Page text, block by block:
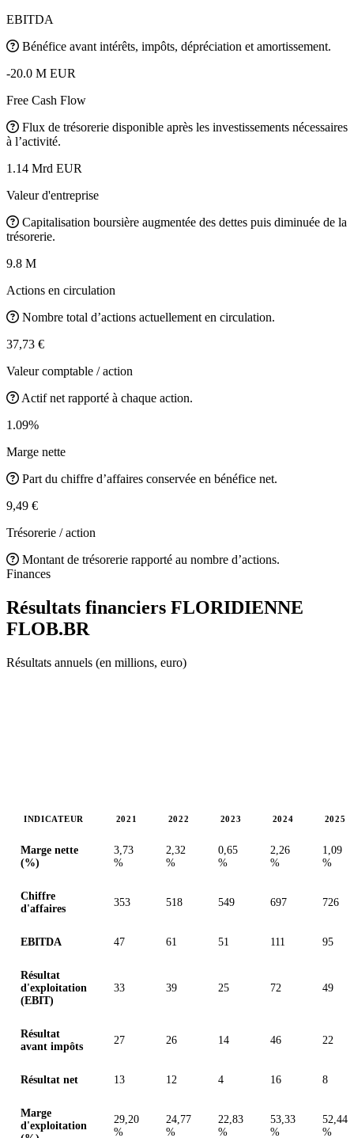
EBITDA
Bénéfice avant intérêts, impôts, dépréciation et amortissement.
-20.0 M EUR
Free Cash Flow
Flux de trésorerie disponible après les investissements nécessaires
à l’activité.
1.14 Mrd EUR
Valeur d'entreprise
Capitalisation boursière augmentée des dettes puis diminuée de la
trésorerie.
9.8 M
Actions en circulation
Nombre total d’actions actuellement en circulation.
37,73 €
Valeur comptable / action
Actif net rapporté à chaque action.
1.09%
Marge nette
Part du chiffre d’affaires conservée en bénéfice net.
9,49 €
Trésorerie / action
Montant de trésorerie rapporté au nombre d’actions.
Finances
Résultats financiers FLORIDIENNE
FLOB.BR
Résultats annuels (en millions, euro)
INDICATEUR 2021 2022 2023 2024 2025
Marge nette
(%)
3,73
%
2,32
%
0,65
%
2,26
%
1,09
%
Chiffre
d'affaires
353 518 549 697 726
EBITDA 47 61 51 111 95
Résultat
d'exploitation
(EBIT)
33 39 25 72 49
Résultat
avant impôts
27 26 14 46 22
Résultat net 13 12 4 16 8
Marge
d'exploitation
29,20
%
24,77
%
22,83
%
53,33
%
52,44
%